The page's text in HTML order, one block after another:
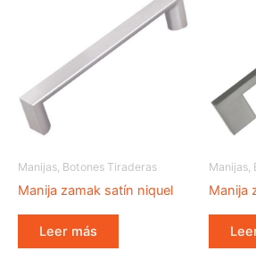
Manijas, Botones Tiraderas
Manija zamak satín niquel
Leer más
Manijas,
Manija